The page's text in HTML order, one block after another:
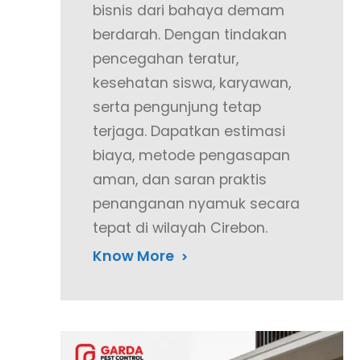
bisnis dari bahaya demam
berdarah. Dengan tindakan
pencegahan teratur,
kesehatan siswa, karyawan,
serta pengunjung tetap
terjaga. Dapatkan estimasi
biaya, metode pengasapan
aman, dan saran praktis
penanganan nyamuk secara
tepat di wilayah Cirebon.
Know More